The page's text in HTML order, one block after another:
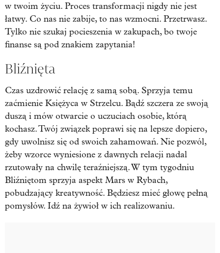
w twoim życiu. Proces transformacji nigdy nie jest
łatwy. Co nas nie zabije, to nas wzmocni. Przetrwasz.
Tylko nie szukaj pocieszenia w zakupach, bo twoje
finanse są pod znakiem zapytania!
Bliźnięta
Czas uzdrowić relację z samą sobą. Sprzyja temu
zaćmienie Księżyca w Strzelcu. Bądź szczera ze swoją
duszą i mów otwarcie o uczuciach osobie, którą
kochasz. Twój związek poprawi się na lepsze dopiero,
gdy uwolnisz się od swoich zahamowań. Nie pozwól,
żeby wzorce wyniesione z dawnych relacji nadal
rzutowały na chwilę teraźniejszą. W tym tygodniu
Bliźniętom sprzyja aspekt Mars w Rybach,
pobudzający kreatywność. Będziesz mieć głowę pełną
pomysłów. Idź na żywioł w ich realizowaniu.